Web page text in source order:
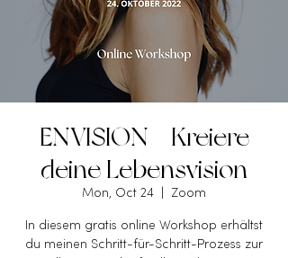
ENVISION - Kreiere
deine Lebensvision
Mon, Oct 24 Zoom
In diesem gratis online Workshop erhältst
du meinen Schritt-für-Schritt-Prozess zur